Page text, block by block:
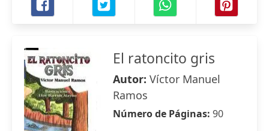
El ratoncito gris
Autor: Víctor Manuel
Ramos
Número de Páginas: 90